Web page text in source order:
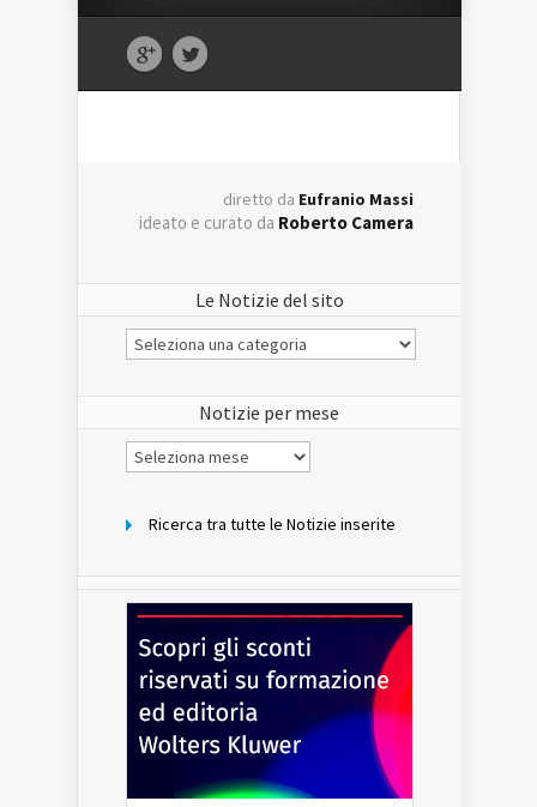
diretto da Eufranio Massi
ideato e curato da Roberto Camera
Le Notizie del sito
Le
Notizie
Notizie per mese
Notizie
per
Ricerca tra tutte le Notizie inserite